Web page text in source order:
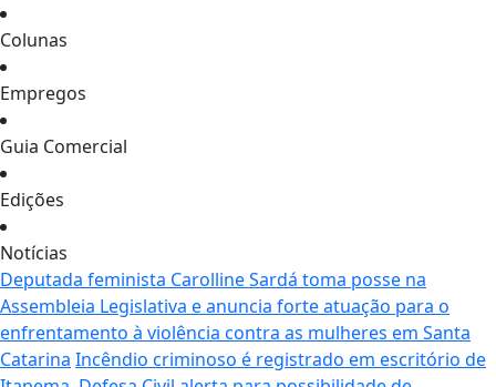
Colunas
Empregos
Guia Comercial
Edições
Notícias
Deputada feminista Carolline Sardá toma posse na
Assembleia Legislativa e anuncia forte atuação para o
enfrentamento à violência contra as mulheres em Santa
Catarina Incêndio criminoso é registrado em escritório de